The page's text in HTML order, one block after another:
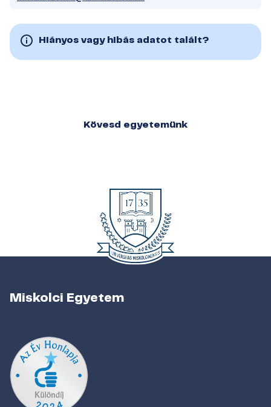
Hiányos vagy hibás adatot talált?
Kövesd egyetemünk
Miskolci Egyetem